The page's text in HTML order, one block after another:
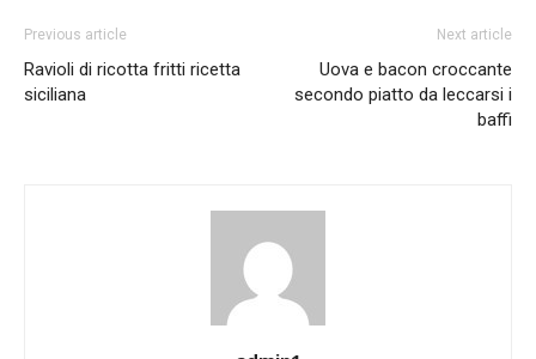
Previous article
Ravioli di ricotta fritti ricetta
siciliana
Next article
Uova e bacon croccante
secondo piatto da leccarsi i
baffi